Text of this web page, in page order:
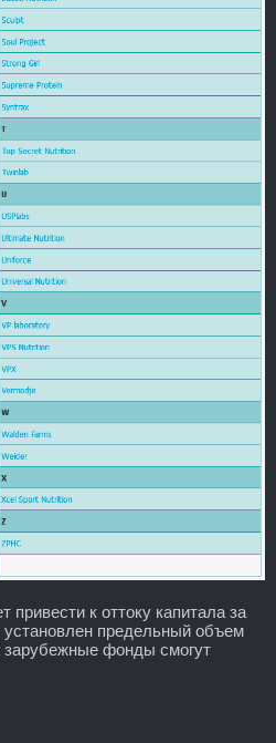
привести к оттоку капитала за
установлен предельный объем
зарубежные фонды смогут